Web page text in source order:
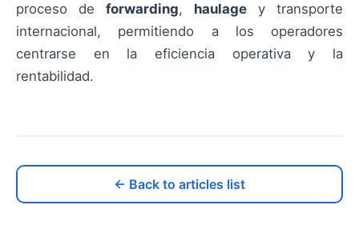
proceso de forwarding, haulage y transporte
internacional, permitiendo a los operadores
centrarse en la eficiencia operativa y la
rentabilidad.
← Back to articles list